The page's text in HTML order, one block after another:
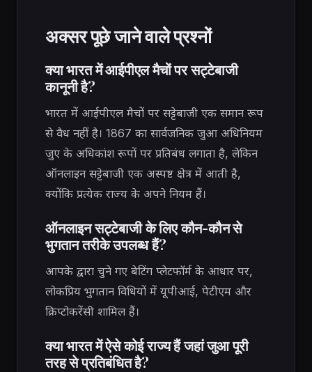
अक्सर पूछे जाने वाले प्रश्नों
क्या भारत में आईपीएल मैचों पर सट्टेबाजी
कानूनी है?
भारत में आईपीएल मैचों पर सट्टेबाजी एक समान रूप
से वैध नहीं है। 1867 का सार्वजनिक जुआ अधिनियम
जुए के अधिकांश रूपों पर प्रतिबंध लगाता है, लेकिन
ऑनलाइन सट्टेबाजी एक अस्पष्ट क्षेत्र में आती है,
क्योंकि प्रत्येक राज्य के अपने नियम हैं।
ऑनलाइन सट्टेबाजी के लिए कौन-कौन से
भुगतान तरीके उपलब्ध हैं?
आपके द्वारा चुने गए बेटिंग प्लेटफॉर्म के आधार पर,
लोकप्रिय भुगतान विधियों में यूपीआई, पेटीएम और
क्रिप्टोकरेंसी शामिल हैं।
क्या भारत में ऐसे कोई राज्य हैं जहां जुआ पूरी
तरह से प्रतिबंधित है?